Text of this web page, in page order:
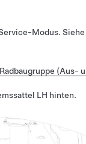
Modus. Siehe
Radbaugruppe (Aus-
LH hinten.